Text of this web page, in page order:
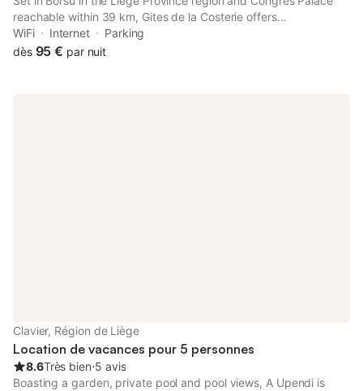
reachable within 39 km, Gites de la Costerie offers
accommodation with free WiFi, a children's playground, a
garden and free private parking.
WiFi Internet
Parking
dès 95 € par nuit
Clavier, Région de Liège
Location de vacances pour 5 personnes
8.6Très bien⋅5 avis
Boasting a garden, private pool and pool views, A Upendi is